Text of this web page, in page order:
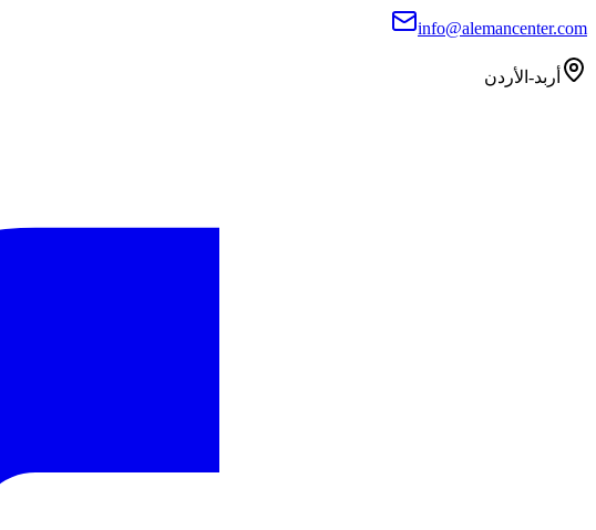
info@alemancenter.com
أربد-الأردن